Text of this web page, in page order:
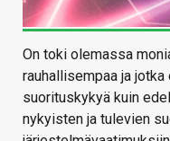
On toki olemassa
rauhallisempaa ja
suorituskykyä kuin
nykyisten ja tulevien